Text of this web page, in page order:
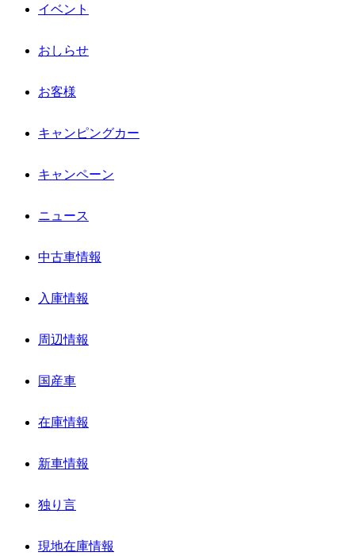
イベント
おしらせ
お客様
キャンピングカー
キャンペーン
ニュース
中古車情報
入庫情報
周辺情報
国産車
在庫情報
新車情報
独り言
現地在庫情報